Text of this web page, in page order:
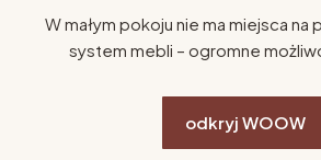
W małym pokoju nie ma miejsca na
system mebli – ogromne
odkryj WOOW